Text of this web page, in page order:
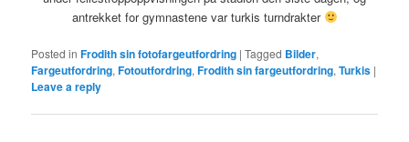
antrekket for gymnastene var turkis turndrakter
Posted in Frodith sin fotofargeutfordring |Tagged Bilder,
Fargeutfordring,Fotoutfordring,Frodith sin fargeutfordring,Turkis |
Leave a reply